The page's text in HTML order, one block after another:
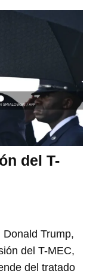
del T-
Trump,
del T-MEC,
del tratado